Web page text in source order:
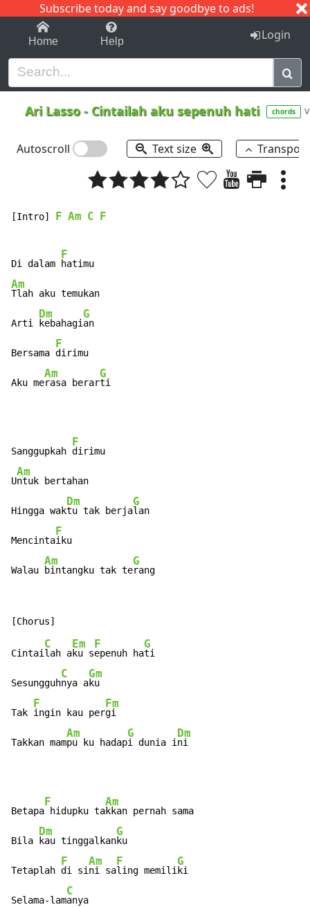
Subscribe today and say goodbye to ads!
1-9 C I J
Home Help Login
Ari Lasso- Cintailah aku sepenuh hati chords
Autoscroll Text size
[Intro] F Am C F
Di dalam
F
Am
Tlah aku temukan
Arti
Dm
kebahagi
G
an
Bersama
F
dirimu
Aku me
Am
rasa berar
G
ti
Sanggupkah
F
dirimu
U
Am
ntuk bertahan
Hingga wak
Dm
tu tak berja
G
lan
Mencinta
F
iku
Walau
Am
bintangku tak te
G
rang
Cintai
C
lah a
Em
ku s
F
epenuh ha
G
ti
Sesungguh
C
nya a
Gm
ku
Tak
F
ingin kau per
Fm
gi
Takkan mam
Am
pu ku hadap
G
i dunia i
Dm
ni
Betapa
F
hidupku ta
Am
kkan pernah sama
Bila
Dm
kau tinggalkan
G
ku
Tetaplah
F
di si
Am
ni sa
F
ling memili
G
ki
Selama-lam
C
anya